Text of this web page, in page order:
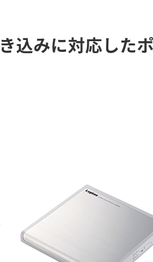
込みに対応した